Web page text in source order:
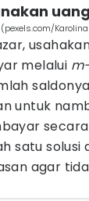
melalui
untuk
secara
satu
agar